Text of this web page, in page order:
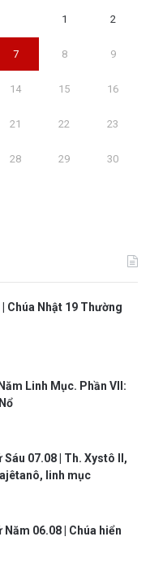
1 2
7 8 9
14 15 16
21 22 23
28 29 30
Chúa Nhật 19 Thường
Linh Mục. Phần VII:
Sáu 07.08 | Th. Xystô II,
linh mục
Năm 06.08 | Chúa hiển